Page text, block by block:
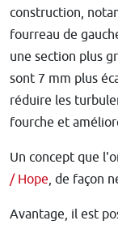
construction, nota
fourreau de
une section plus
sont 7 mm plus
réduire les
fourche et
Un concept que
/ Hope, de façon
Avantage, il est